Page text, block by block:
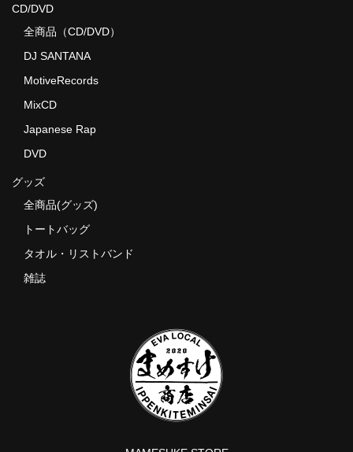
CD/DVD
全商品（CD/DVD）
DJ SANTANA
MotiveRecords
MixCD
Japanese Rap
DVD
グッズ
全商品(グッズ)
トートバッグ
タオル・リストバンド
雑誌